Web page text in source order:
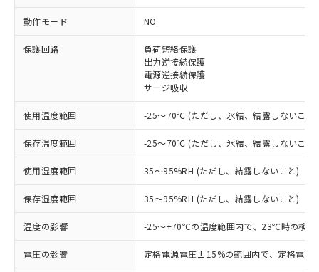
動作モード NO
保護回路
負荷短絡保護
出力逆接続保護
電源逆接続保護
サージ吸収
使用温度範囲 -25～70℃ (ただし、氷結、結露しないこと)
保存温度範囲 -25～70℃ (ただし、氷結、結露しないこと)
使用湿度範囲 35～95%RH (ただし、結露しないこと)
保存湿度範囲 35～95%RH (ただし、結露しないこと)
温度の影響 -25～+70℃の温度範囲内で、23℃時の検
電圧の影響 定格電源電圧±15%の範囲内で、定格電
ご利用条件
以下の条件をお読みいただき、同意のうえ
ご利用ください。
本サービスは、当社制御機器事業取扱
商品の当社在庫状況および標準価格
(税抜)を提供させていただくもので
当社制御機器事業取扱商品の中には、
本サービスの対象外となる商品もある
※1 対応状況
対応済み：EU RoHS指令（10物質）の
非含有に対応した製品が提供可能な商品で
対応予定：EU RoHS指令（10物質）の非含
有に対応した製品に切り替える予定のある
対応予定なし：EU RoHS指令（10物質）の
非含有に非対応の商品で、対応品を出す予
定はありません。
調査・確認中：EU RoHS指令（10物質）の
非含有の対応状況を調査中または確認中の
非該当品：ライセンス料など無形物で、有
害物質有無と関係のない商品です。
仕入先様の事情により、非含有部品として
※1 中国RoHS○×表
「○」：最大均質材料含有率が中国RoHSの
基準値以下であることを示します。
「×」：最大均質材料含有率が中国RoHSの